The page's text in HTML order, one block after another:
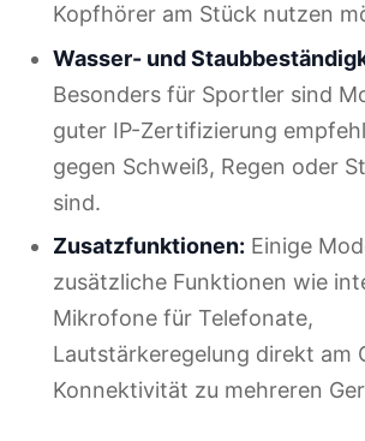
Kopfhörer am Stück nutzen
Wasser- und
Besonders für Sportler sind
guter IP-Zertifizierung
gegen Schweiß, Regen oder
sind.
Zusatzfunktionen: Einige
zusätzliche Funktionen wie
Mikrofone für Telefonate,
Lautstärkeregelung direkt am
Konnektivität zu mehreren